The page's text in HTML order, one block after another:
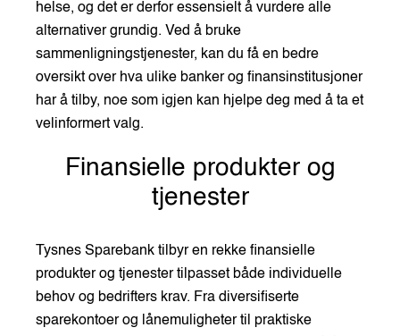
helse, og det er derfor essensielt å vurdere alle
alternativer grundig. Ved å bruke
sammenligningstjenester, kan du få en bedre
oversikt over hva ulike banker og finansinstitusjoner
har å tilby, noe som igjen kan hjelpe deg med å ta et
velinformert valg.
Finansielle produkter og
tjenester
Tysnes Sparebank tilbyr en rekke finansielle
produkter og tjenester tilpasset både individuelle
behov og bedrifters krav. Fra diversifiserte
sparekontoer og lånemuligheter til praktiske